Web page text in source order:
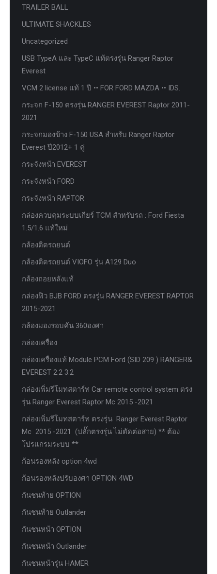
TRAILER BALL
ULTIMATE SHACKLES
Uncategorized
USB TypeA และ TypeC แท้ตรงรุ่น Ranger Raptor
Everest
VCM 2 license แท้ 1 ปี •• FOR FORD MAZDA •• IDS.
กระจก F-150 ตรงรุ่น RANGER EVEREST Raptor 2011-
2021
กระจกมองข้าง F-150 USA สำหรับ Ranger Raptor
Everest ปี2012+ 1 คู่
กระจังหน้า EVEREST
กระจังหน้า FORD
กระจังหน้า RAPTOR
กล่องควบคุมระบบเกียร์ TCM สำหรับรถ : Ford Fiesta
1.5/1.6 แท้ใหม่
กล้องติดรถยนต์
กล้องติดรถยนต์ VIOFO รุ่น A129 Duo
กล้องถอยหลังแท้
กล่องฟิว BJB FORD ตรงรุ่น RANGER EVEREST RAPTOR
2015-2021
กล้องมองรอบคัน 360องศา
กล่องเครื่อง
กล่องเครื่องแท้ Module PCM Ford (SID 209 ) RANGER&
EVEREST 2.2 3.2
กล่องเพิ่มรีโมทสตาร์ท Car remote control system ตรง
รุ่น Ranger Everest Raptor Mc 2015 -2021
กล่องเพิ่มรีโมทสตาร์ท ตรงรุ่น Ranger Everest Raptor
Mc 2015 -2021 (ปลั๊กตรงรุ่น ไม่ตัดต่อสาย) ** ต้อง
โปรแกรมระบบ **
ก้อนรองหลัง option 4wd
ก้อนรองหลังปรับองศา OPTION 4WD
กันชนท้าย OPTION
กันชนท้าย Outlander
กันชนหน้า OPTION
กันชนหน้า Outlander
กันชนหน้ารุ่น HAMER